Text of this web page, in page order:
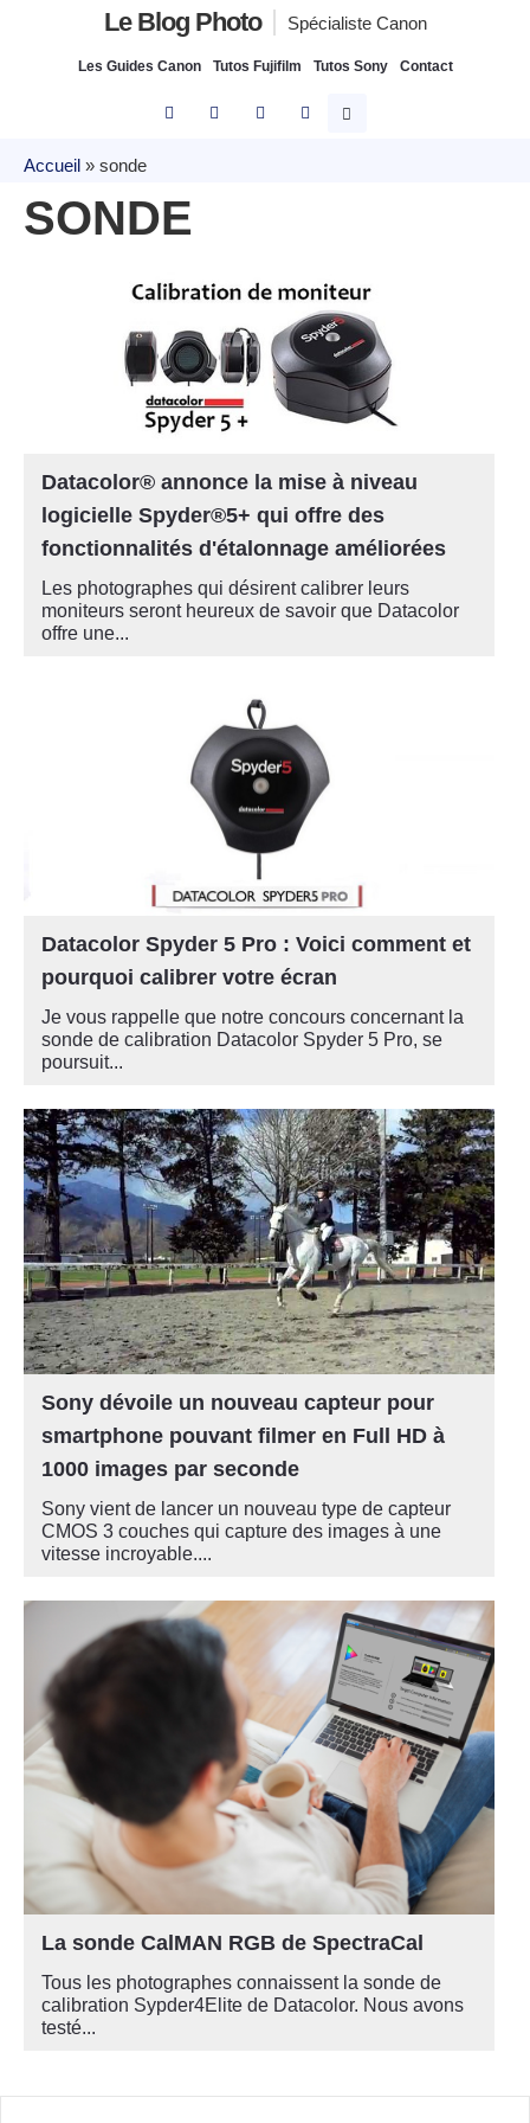
Le Blog Photo Spécialiste Canon
Les Guides Canon Tutos Fujifilm Tutos Sony Contact
Accueil » sonde
SONDE
Datacolor® annonce la mise à niveau
logicielle Spyder®5+ qui offre des
fonctionnalités d'étalonnage améliorées
Les photographes qui désirent calibrer leurs
moniteurs seront heureux de savoir que Datacolor
offre une...
Datacolor Spyder 5 Pro : Voici comment et
pourquoi calibrer votre écran
Je vous rappelle que notre concours concernant la
sonde de calibration Datacolor Spyder 5 Pro, se
poursuit...
Sony dévoile un nouveau capteur pour
smartphone pouvant filmer en Full HD à
1000 images par seconde
Sony vient de lancer un nouveau type de capteur
CMOS 3 couches qui capture des images à une
vitesse incroyable....
La sonde CalMAN RGB de SpectraCal
Tous les photographes connaissent la sonde de
calibration Sypder4Elite de Datacolor. Nous avons
testé...